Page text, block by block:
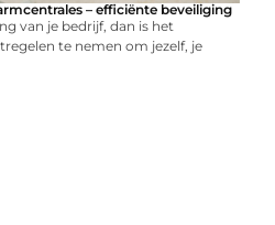
– efficiënte beveiliging
van je bedrijf, dan is het
te nemen om jezelf, je